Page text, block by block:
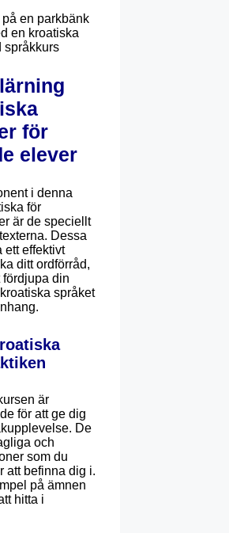
för
elever
i denna
för
är de speciellt
Dessa
ett effektivt
ditt ordförråd,
fördjupa din
språket
är
för att ge dig
De
och
som du
att befinna dig i.
på ämnen
hitta i